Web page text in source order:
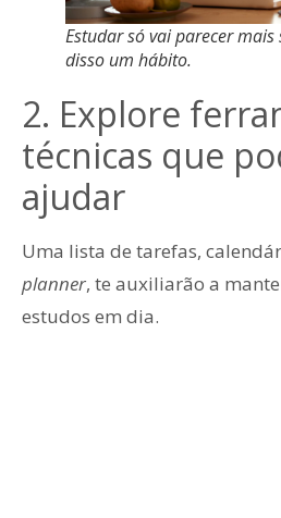
Estudar só vai parecer
disso um hábito.
2. Explore
técnicas que
ajudar
Uma lista de tarefas,
planner, te auxiliarão a
estudos em dia.